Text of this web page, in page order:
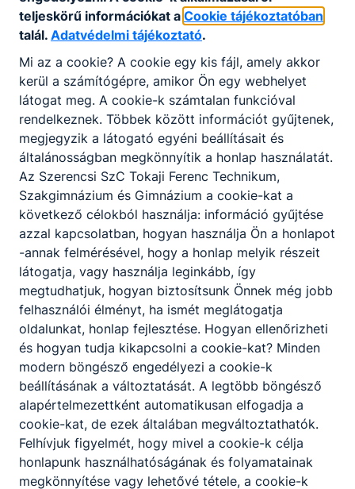
Innovatív pályaorientációs fejlesztés:
TFG Exatlon Élménytábor 2026
2026. júl. 11.
Határok nélkül a fenntarthatóságért –
TFG-s diákok a 26. Nemzetközi Öko-
teljeskörű információkat a Cookie tájékoztatóban
talál. Adatvédelmi tájékoztató.
Mi az a cookie? A cookie egy kis fájl, amely akkor
kerül a számítógépre, amikor Ön egy webhelyet
látogat meg. A cookie-k számtalan funkcióval
rendelkeznek. Többek között információt gyűjtenek,
megjegyzik a látogató egyéni beállításait és
általánosságban megkönnyítik a honlap használatát.
Az Szerencsi SzC Tokaji Ferenc Technikum,
Szakgimnázium és Gimnázium a cookie-kat a
következő célokból használja: információ gyűjtése
azzal kapcsolatban, hogyan használja Ön a honlapot
-annak felmérésével, hogy a honlap melyik részeit
látogatja, vagy használja leginkább, így
megtudhatjuk, hogyan biztosítsunk Önnek még jobb
felhasználói élményt, ha ismét meglátogatja
oldalunkat, honlap fejlesztése. Hogyan ellenőrizheti
és hogyan tudja kikapcsolni a cookie-kat? Minden
modern böngésző engedélyezi a cookie-k
beállításának a változtatását. A legtöbb böngésző
alapértelmezettként automatikusan elfogadja a
cookie-kat, de ezek általában megváltoztathatók.
Felhívjuk figyelmét, hogy mivel a cookie-k célja
honlapunk használhatóságának és folyamatainak
megkönnyítése vagy lehetővé tétele, a cookie-k